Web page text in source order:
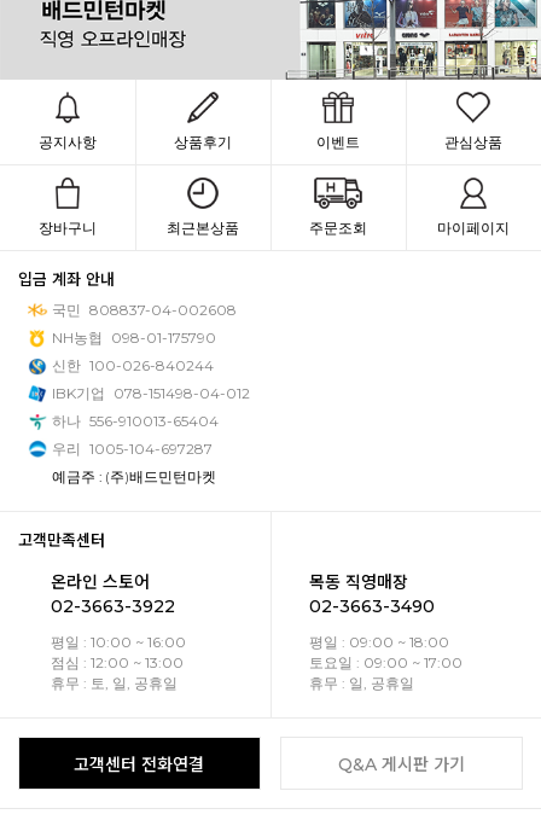
공지사항 상품후기 이벤트 관심상품
장바구니 최근본상품 주문조회 마이페이지
입금 계좌 안내
국민 808837-04-002608
NH농협
098-01-175790
신한 100-026-840244
IBK기업
078-151498-04-012
하나 556-910013-65404
우리 1005-104-697287
예금주 : (주)배드민턴마켓
고객만족센터
온라인 스토어
02-3663-3922
평일 : 10:00 ~ 16:00
점심 : 12:00 ~ 13:00
휴무 : 토, 일, 공휴일
목동 직영매장
02-3663-3490
평일 : 09:00 ~ 18:00
토요일 : 09:00 ~ 17:00
휴무 : 일, 공휴일
고객센터 전화연결 Q&A 게시판 가기